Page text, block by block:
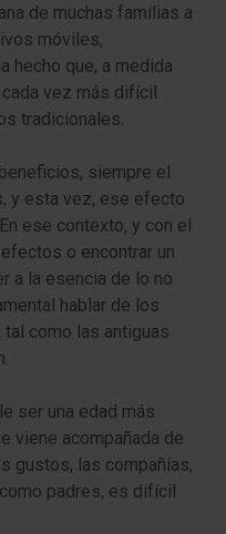
de muchas familias a
móviles,
hecho que, a medida
vez más difícil
tradicionales.
siempre el
y esta vez, ese efecto
ese contexto, y con el
o encontrar un
a la esencia de lo no
hablar de los
como las antiguas
ser una edad más
viene acompañada de
gustos, las compañías,
padres, es difícil